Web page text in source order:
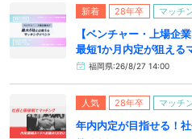
新着 28年卒 マッチ
【ベンチャー・上場企
最短1か月内定が狙える
福岡県:26/8/27 14:00
人気 28年卒 マッチ
年内内定が目指せる！